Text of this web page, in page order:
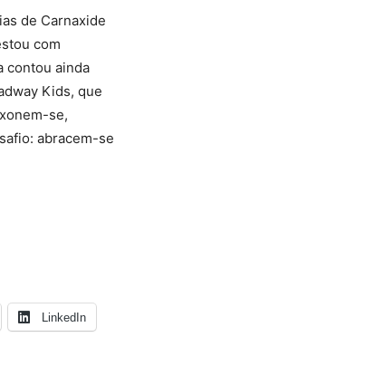
de Carnaxide
com
contou ainda
Kids, que
se,
abracem-se
LinkedIn